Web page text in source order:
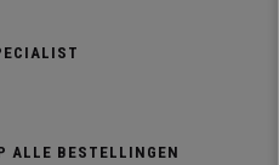
ALLE BESTELLINGEN